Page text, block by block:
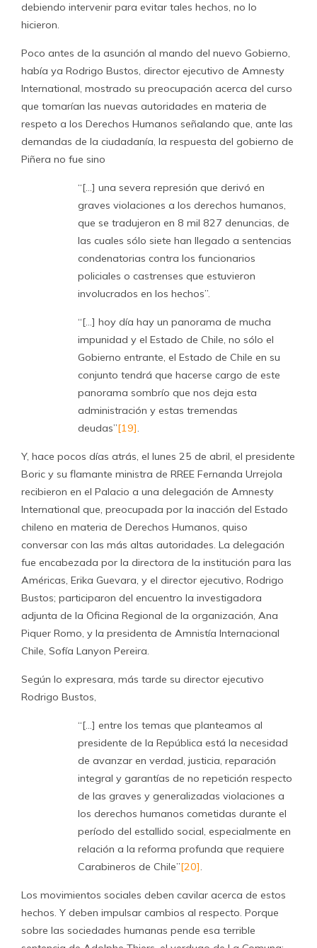
debiendo intervenir para evitar tales hechos, no lo
hicieron.
Poco antes de la asunción al mando del nuevo Gobierno,
había ya Rodrigo Bustos, director ejecutivo de Amnesty
International, mostrado su preocupación acerca del curso
que tomarían las nuevas autoridades en materia de
respeto a los Derechos Humanos señalando que, ante las
demandas de la ciudadanía, la respuesta del gobierno de
Piñera no fue sino
“[…] una severa represión que derivó en
graves violaciones a los derechos humanos,
que se tradujeron en 8 mil 827 denuncias, de
las cuales sólo siete han llegado a sentencias
condenatorias contra los funcionarios
policiales o castrenses que estuvieron
involucrados en los hechos”.
“[…] hoy día hay un panorama de mucha
impunidad y el Estado de Chile, no sólo el
Gobierno entrante, el Estado de Chile en su
conjunto tendrá que hacerse cargo de este
panorama sombrío que nos deja esta
administración y estas tremendas
deudas”[19].
Y, hace pocos días atrás, el lunes 25 de abril, el presidente
Boric y su flamante ministra de RREE Fernanda Urrejola
recibieron en el Palacio a una delegación de Amnesty
International que, preocupada por la inacción del Estado
chileno en materia de Derechos Humanos, quiso
conversar con las más altas autoridades. La delegación
fue encabezada por la directora de la institución para las
Américas, Erika Guevara, y el director ejecutivo, Rodrigo
Bustos; participaron del encuentro la investigadora
adjunta de la Oficina Regional de la organización, Ana
Piquer Romo, y la presidenta de Amnistía Internacional
Chile, Sofía Lanyon Pereira.
Según lo expresara, más tarde su director ejecutivo
Rodrigo Bustos,
“[…] entre los temas que planteamos al
presidente de la República está la necesidad
de avanzar en verdad, justicia, reparación
integral y garantías de no repetición respecto
de las graves y generalizadas violaciones a
los derechos humanos cometidas durante el
período del estallido social, especialmente en
relación a la reforma profunda que requiere
Carabineros de Chile”[20].
Los movimientos sociales deben cavilar acerca de estos
hechos. Y deben impulsar cambios al respecto. Porque
sobre las sociedades humanas pende esa terrible